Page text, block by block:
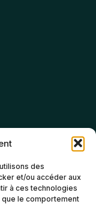
des
et/ou accéder aux
à ces technologies
le comportement
et